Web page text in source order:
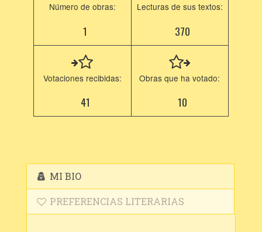
Número de obras:
1
Lecturas de sus textos:
370
Votaciones recibidas:
41
Obras que ha votado:
10
MI BIO
PREFERENCIAS LITERARIAS